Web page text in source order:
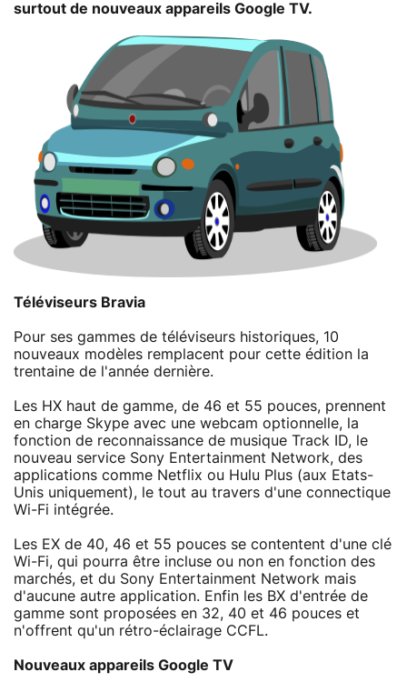
surtout de nouveaux appareils Google TV.
Téléviseurs Bravia
Pour ses gammes de téléviseurs historiques, 10
nouveaux modèles remplacent pour cette édition la
trentaine de l'année dernière.
Les HX haut de gamme, de 46 et 55 pouces, prennent
en charge Skype avec une webcam optionnelle, la
fonction de reconnaissance de musique Track ID, le
nouveau service Sony Entertainment Network, des
applications comme Netflix ou Hulu Plus (aux Etats-
Unis uniquement), le tout au travers d'une connectique
Wi-Fi intégrée.
Les EX de 40, 46 et 55 pouces se contentent d'une clé
Wi-Fi, qui pourra être incluse ou non en fonction des
marchés, et du Sony Entertainment Network mais
d'aucune autre application. Enfin les BX d'entrée de
gamme sont proposées en 32, 40 et 46 pouces et
n'offrent qu'un rétro-éclairage CCFL.
Nouveaux appareils Google TV